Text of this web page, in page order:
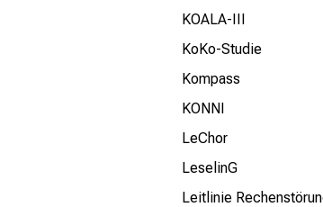
KOALA-III
KoKo-Studie
Kompass
KONNI
LeChor
LeselinG
Leitlinie